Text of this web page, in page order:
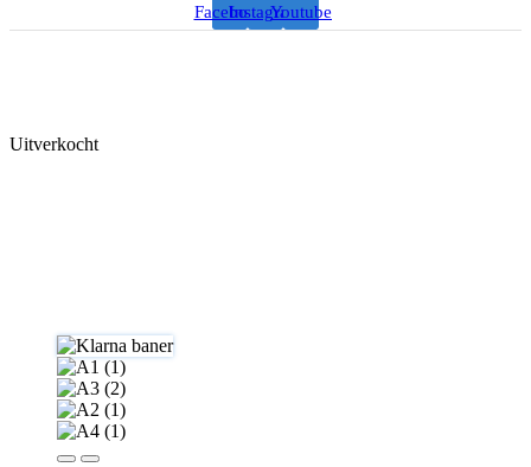
FacebookInstagramYoutube
Uitverkocht